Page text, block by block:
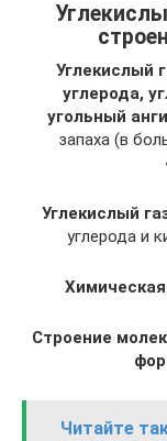
Углекислый
углерода,
угольный
запаха (в
Углекислый
углерода и
Строение
Читайте